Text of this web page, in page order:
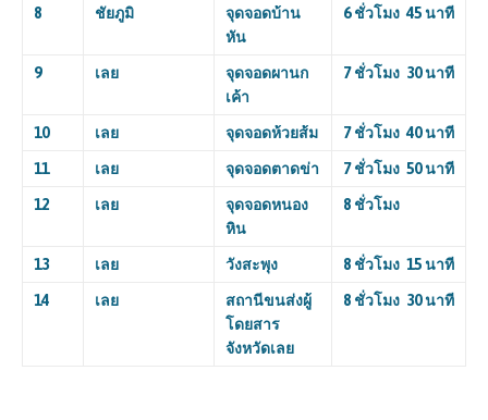
8 ชัยภูมิ
จุดจอดบ้าน
หัน
6 ชั่วโมง 45 นาที
9 เลย
จุดจอดผานก
เค้า
7 ชั่วโมง 30 นาที
10 เลย จุดจอดห้วยส้ม 7 ชั่วโมง 40 นาที
11 เลย จุดจอดตาดข่า 7 ชั่วโมง 50 นาที
12 เลย
จุดจอดหนอง
หิน
8 ชั่วโมง
13 เลย วังสะพุง 8 ชั่วโมง 15 นาที
14 เลย
สถานีขนส่งผู้
โดยสาร
จังหวัดเลย
8 ชั่วโมง 30 นาที